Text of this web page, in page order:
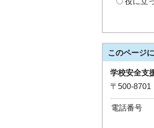
このページ
学校安全支
〒500-
電話番号